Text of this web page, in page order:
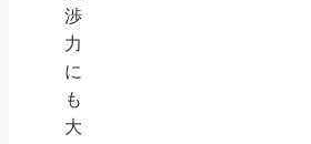
渉
力
に
も
大